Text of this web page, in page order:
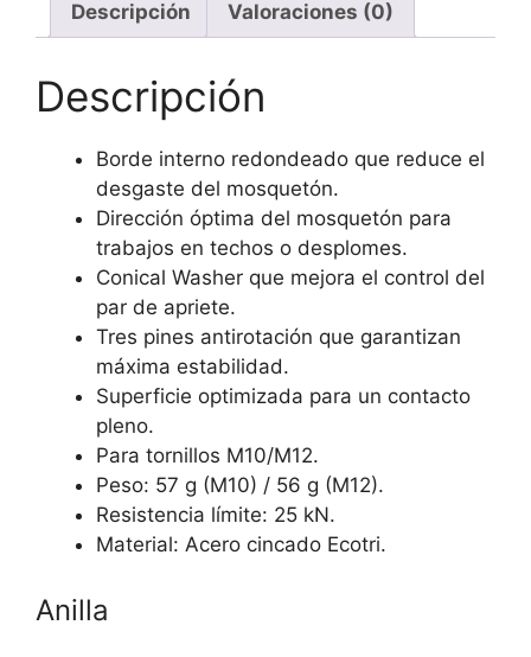
Descripción Valoraciones (0)
Descripción
Borde interno redondeado que reduce el
desgaste del mosquetón.
Dirección óptima del mosquetón para
trabajos en techos o desplomes.
Conical Washer que mejora el control del
par de apriete.
Tres pines antirotación que garantizan
máxima estabilidad.
Superficie optimizada para un contacto
pleno.
Para tornillos M10/M12.
Peso: 57 g (M10) / 56 g (M12).
Resistencia límite: 25 kN.
Material: Acero cincado Ecotri.
Anilla